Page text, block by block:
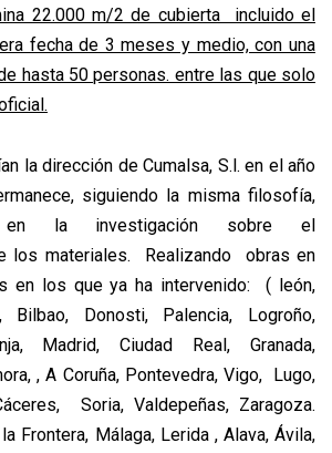
22.000 m/2 de cubierta incluido el
fecha de 3 meses y medio, con una
hasta 50 personas. entre las que solo
la dirección de Cumalsa, S.l. en el año
siguiendo la misma filosofía,
en la investigación sobre el
los materiales. Realizando obras en
en los que ya ha intervenido: ( león,
Bilbao, Donosti, Palencia, Logroño,
Madrid, Ciudad Real, Granada,
, A Coruña, Pontevedra, Vigo, Lugo,
Soria, Valdepeñas, Zaragoza.
Frontera, Málaga, Lerida , Alava, Ávila,